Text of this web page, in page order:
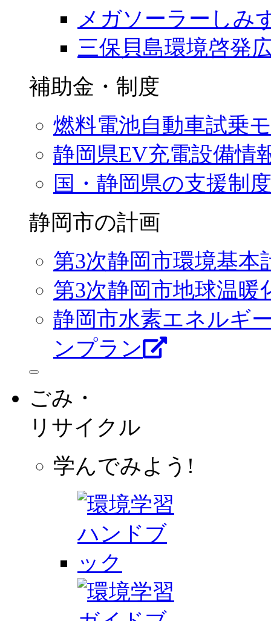
メガソーラーしみ
三保貝島環境啓発
補助金・制度
燃料電池自動車試乗
静岡県EV充電設備情
国・静岡県の支援制度
静岡市の計画
第3次静岡市環境基本
第3次静岡市地球温暖
静岡市水素エネルギ
ンプラン
ごみ・
リサイクル
学んでみよう!